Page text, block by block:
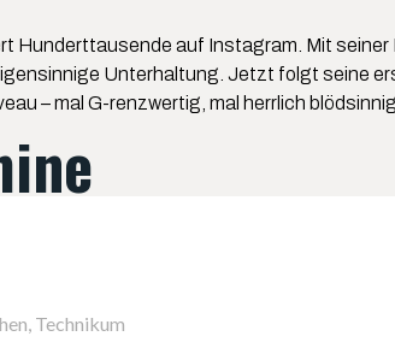
Hunderttausende auf Instagram. Mit
Unterhaltung. Jetzt folgt seine
– mal G-renzwertig, mal herrlich
Technikum